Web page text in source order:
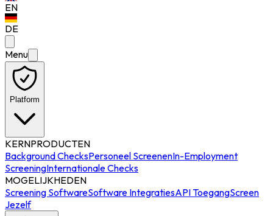
EN
DE
Menu
Platform
KERNPRODUCTEN
Background ChecksPersoneel ScreenenIn-Employment
ScreeningInternationale Checks
MOGELIJKHEDEN
Screening SoftwareSoftware IntegratiesAPI ToegangScreen
Jezelf